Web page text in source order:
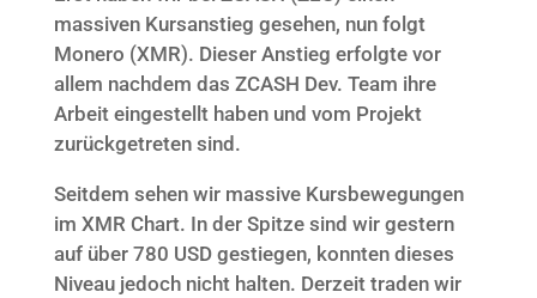
massiven Kursanstieg gesehen, nun folgt
Monero (XMR). Dieser Anstieg erfolgte vor
allem nachdem das ZCASH Dev. Team ihre
Arbeit eingestellt haben und vom Projekt
zurückgetreten sind.
Seitdem sehen wir massive Kursbewegungen
im XMR Chart. In der Spitze sind wir gestern
auf über 780 USD gestiegen, konnten dieses
Niveau jedoch nicht halten. Derzeit traden wir